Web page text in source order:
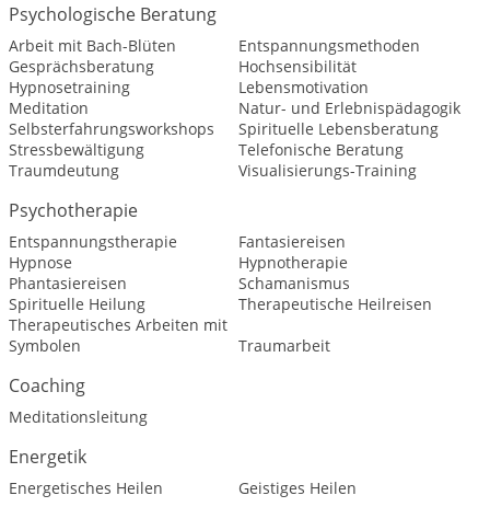
Psychologische Beratung
Arbeit mit Bach-Blüten
Entspannungsmethoden
Gesprächsberatung
Hochsensibilität
Hypnosetraining
Lebensmotivation
Meditation
Natur- und Erlebnispädagogik
Selbsterfahrungsworkshops
Spirituelle Lebensberatung
Stressbewältigung
Telefonische Beratung
Traumdeutung
Visualisierungs-Training
Psychotherapie
Entspannungstherapie
Fantasiereisen
Hypnose
Hypnotherapie
Phantasiereisen
Schamanismus
Spirituelle Heilung
Therapeutische Heilreisen
Therapeutisches Arbeiten mit
Symbolen
Traumarbeit
Coaching
Meditationsleitung
Energetik
Energetisches Heilen Geistiges Heilen